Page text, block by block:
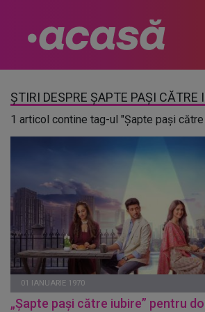
ȘTIRI DESPRE ȘAPTE PAȘI CĂTRE
1 articol contine tag-ul "Șapte pași
01 IANUARIE 1970
„Șapte pași către iubire” pentru